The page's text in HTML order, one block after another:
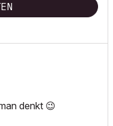
denkt 😉